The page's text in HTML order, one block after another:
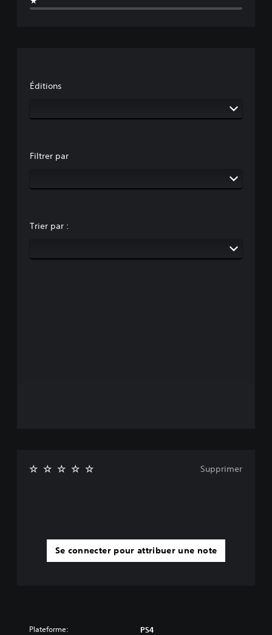
Éditions
Filtrer par
Trier par :
Se connecter pour attribuer une note
Supprimer
Plateforme: PS4